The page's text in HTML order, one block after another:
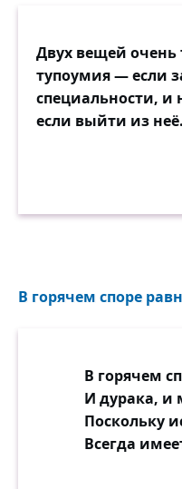
Двух вещей очень
тупоумия — если
специальности, и
если выйти из неё.
В горячем споре
В горячем
И дурака, и
Поскольку
Всегда